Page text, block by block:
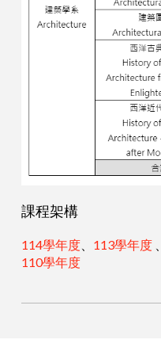
課程架構
114學年度、 113學年度、
110學年度